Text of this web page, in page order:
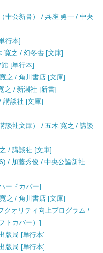
中公新書） / 呉座 勇一 / 中央
行本]
寛之 / 幻冬舎 [文庫]
[単行本]
之 / 角川書店 [文庫]
之 / 新潮社 [新書]
講談社 [文庫]
談社文庫） / 五木 寛之 / 講談
/ 講談社 [文庫]
/ 加藤秀俊 / 中央公論新社
ードカバー]
之 / 角川書店 [文庫]
クオリティ向上プログラム /
トカバー）]
版局 [単行本]
版局 [単行本]